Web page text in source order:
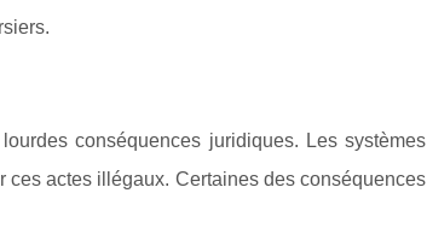
conséquences juridiques. Les systèmes
actes illégaux. Certaines des conséquences